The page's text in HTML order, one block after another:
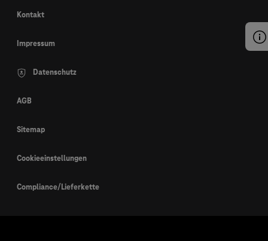
Kontakt
Impressum
Datenschutz
AGB
Sitemap
Cookieeinstellungen
Compliance/Lieferkette